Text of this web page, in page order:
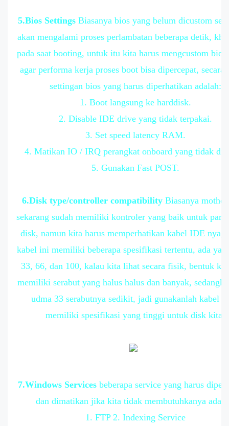
5.Bios Settings Biasanya bios yang belum dicustom
akan mengalami proses perlambatan beberapa detik,
pada saat booting, untuk itu kita harus mengcustom bios
agar performa kerja proses boot bisa dipercepat, secara
settingan bios yang harus diperhatikan adalah:
1. Boot langsung ke harddisk.
2. Disable IDE drive yang tidak terpakai.
3. Set speed latency RAM.
4. Matikan IO / IRQ perangkat onboard yang tidak
5. Gunakan Fast POST.
6.Disk type/controller compatibility Biasanya
sekarang sudah memiliki kontroler yang baik untuk
disk, namun kita harus memperhatikan kabel IDE nya,
kabel ini memiliki beberapa spesifikasi tertentu, ada
33, 66, dan 100, kalau kita lihat secara fisik, bentuk
memiliki serabut yang halus halus dan banyak,
udma 33 serabutnya sedikit, jadi gunakanlah kabel
memiliki spesifikasi yang tinggi untuk disk kita.
7.Windows Services beberapa service yang harus
dan dimatikan jika kita tidak membutuhkanya
1. FTP 2. Indexing Service